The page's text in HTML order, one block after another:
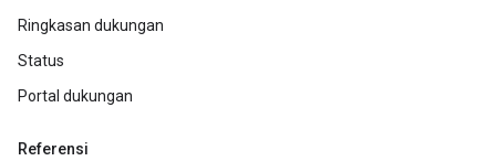
Ringkasan dukungan
Status
Portal dukungan
Referensi